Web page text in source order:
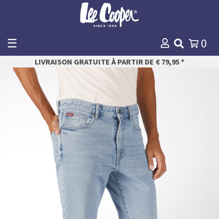
☰ 0
WINKELMANDJE
LIVRAISON GRATUITE À PARTIR DE € 79,95 *